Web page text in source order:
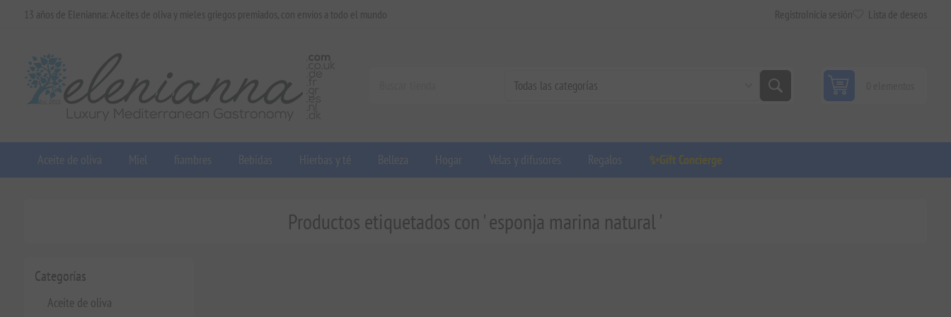
13 años de Elenianna: Aceites de oliva y mieles griegos premiados, con envíos a todo el mundo Registro Inicia sesión Lista de deseos
Aceite de oliva Miel fiambres Bebidas Hierbas y té Belleza Hogar Velas y difusores Regalos ✨Gift Concierge
Categorías
Aceite de oliva
Productos etiquetados con ' esponja marina natural '